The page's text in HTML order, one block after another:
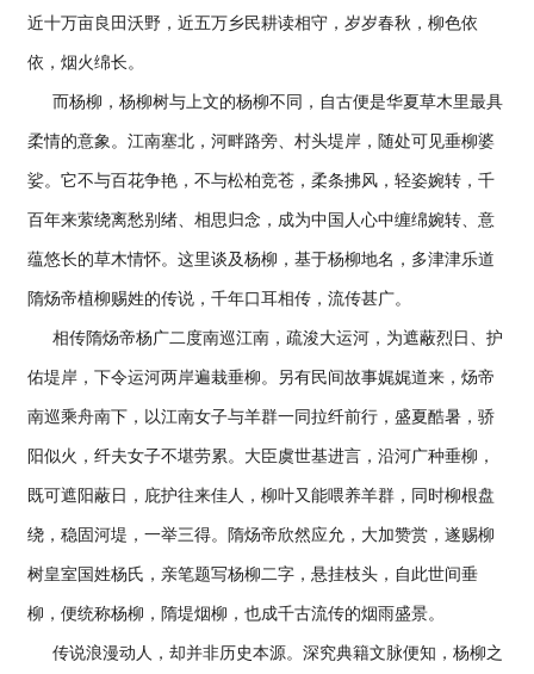
近十万亩良田沃野，近五万乡民耕读相守，岁岁春秋，柳色依
依，烟火绵长。
而杨柳，杨柳树与上文的杨柳不同，自古便是华夏草木里最具
柔情的意象。江南塞北，河畔路旁、村头堤岸，随处可见垂柳婆
娑。它不与百花争艳，不与松柏竞苍，柔条拂风，轻姿婉转，千
百年来萦绕离愁别绪、相思归念，成为中国人心中缠绵婉转、意
蕴悠长的草木情怀。这里谈及杨柳，基于杨柳地名，多津津乐道
隋炀帝植柳赐姓的传说，千年口耳相传，流传甚广。
相传隋炀帝杨广二度南巡江南，疏浚大运河，为遮蔽烈日、护
佑堤岸，下令运河两岸遍栽垂柳。另有民间故事娓娓道来，炀帝
南巡乘舟南下，以江南女子与羊群一同拉纤前行，盛夏酷暑，骄
阳似火，纤夫女子不堪劳累。大臣虞世基进言，沿河广种垂柳，
既可遮阳蔽日，庇护往来佳人，柳叶又能喂养羊群，同时柳根盘
绕，稳固河堤，一举三得。隋炀帝欣然应允，大加赞赏，遂赐柳
树皇室国姓杨氏，亲笔题写杨柳二字，悬挂枝头，自此世间垂
柳，便统称杨柳，隋堤烟柳，也成千古流传的烟雨盛景。
传说浪漫动人，却并非历史本源。深究典籍文脉便知，杨柳之